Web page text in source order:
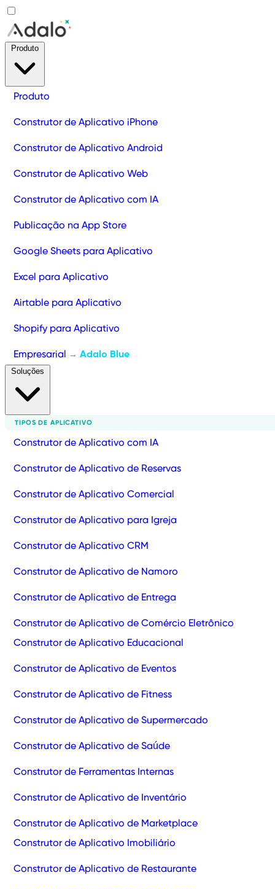
Produto
Construtor de Aplicativo iPhone
Construtor de Aplicativo Android
Construtor de Aplicativo Web
Construtor de Aplicativo com IA
Publicação na App Store
Google Sheets para Aplicativo
Excel para Aplicativo
Airtable para Aplicativo
Shopify para Aplicativo
Empresarial → Adalo Blue
TIPOS DE APLICATIVO
Construtor de Aplicativo com IA
Construtor de Aplicativo de Reservas
Construtor de Aplicativo Comercial
Construtor de Aplicativo para Igreja
Construtor de Aplicativo CRM
Construtor de Aplicativo de Namoro
Construtor de Aplicativo de Entrega
Construtor de Aplicativo de Comércio Eletrônico
Construtor de Aplicativo Educacional
Construtor de Aplicativo de Eventos
Construtor de Aplicativo de Fitness
Construtor de Aplicativo de Supermercado
Construtor de Aplicativo de Saúde
Construtor de Ferramentas Internas
Construtor de Aplicativo de Inventário
Construtor de Aplicativo de Marketplace
Construtor de Aplicativo Imobiliário
Construtor de Aplicativo de Restaurante